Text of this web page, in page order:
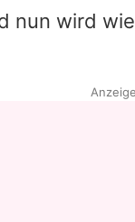
nun wird
Anzeige